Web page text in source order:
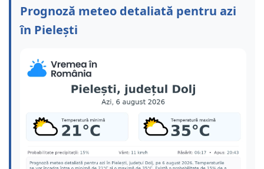
Prognoză meteo detaliată pentru azi
în Pielești